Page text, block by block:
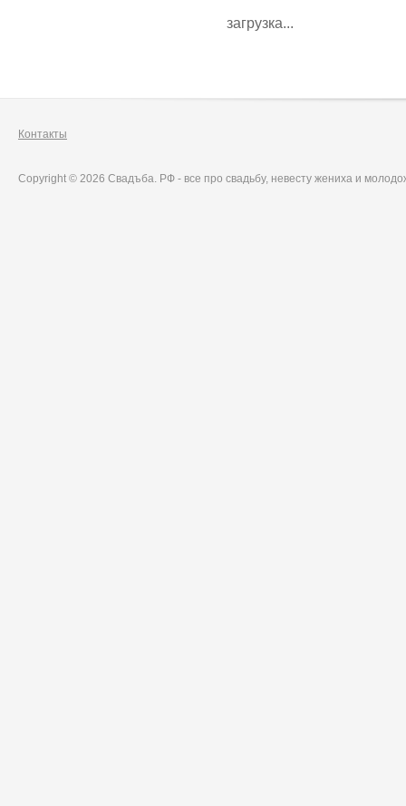
загрузка...
Контакты
Copyright © 2026 Свадъба. РФ - все про свадьбу, невесту жениха и